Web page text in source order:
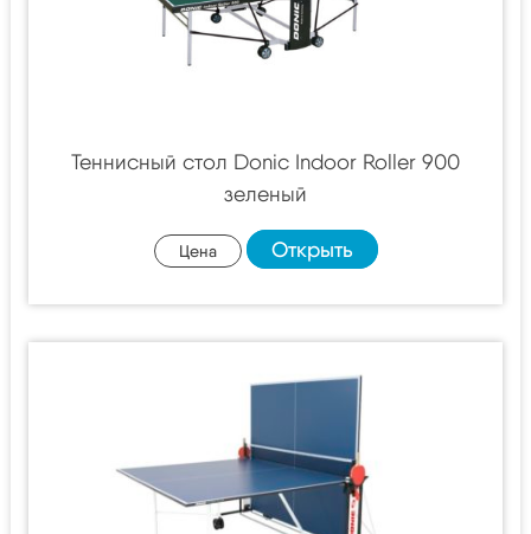
Теннисный стол Donic Indoor Roller 900
зеленый
Цена Открыть